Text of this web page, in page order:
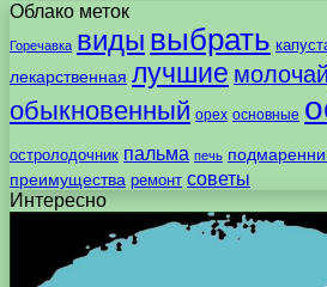
Облако меток
Горечавка виды выбрать
лекарственная лучшие молочай
обыкновенный орех основные
остролодочник пальма печь
преимущества ремонт советы
Интересно